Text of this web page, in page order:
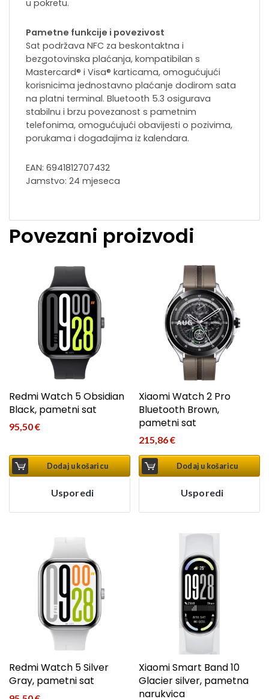
u pokretu.
Pametne funkcije i povezivost
Sat podržava NFC za beskontaktna i
bezgotovinska plaćanja, kompatibilan s
Mastercard® i Visa® karticama, omogućujući
korisnicima jednostavno plaćanje dodirom sata
na platni terminal. Bluetooth 5.3 osigurava
stabilnu i brzu povezanost s pametnim
telefonima, omogućujući obavijesti o pozivima,
porukama i događajima iz kalendara.
EAN: 6941812707432
Jamstvo: 24 mjeseca
Povezani proizvodi
Redmi Watch 5 Obsidian
Black, pametni sat
95,50€
Dodaj u košaricu
Usporedi
Xiaomi Watch 2 Pro
Bluetooth Brown,
pametni sat
215,86€
Dodaj u košaricu
Usporedi
Redmi Watch 5 Silver
Gray, pametni sat
Xiaomi Smart Band 10
Glacier silver, pametna
narukvica